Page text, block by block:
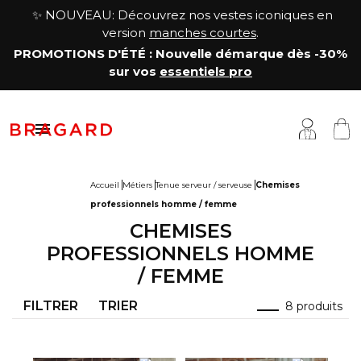
✨ NOUVEAU: Découvrez nos vestes iconiques en
version manches courtes.
PROMOTIONS D'ÉTÉ : Nouvelle démarque dès -30%
sur vos essentiels pro

& Jupes
& Chaussettes
boucher, charcutier, traiteur
service & hôtellerie
histoire
Accueil Métiers Tenue serveur / serveuse Chemises
professionnels homme / femme
CHEMISES
PROFESSIONNELS HOMME
/ FEMME
FILTRER TRIER 8 produits